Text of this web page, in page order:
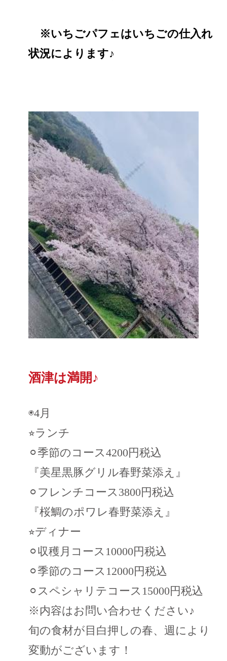
※いちごパフェはいちごの仕入れ
状況によります♪
酒津は満開♪
◉4月
⭐︎ランチ
⚪︎季節のコース4200円税込
『美星黒豚グリル春野菜添え』
⚪︎フレンチコース3800円税込
『桜鯛のポワレ春野菜添え』
⭐︎ディナー
⚪︎収穫月コース10000円税込
⚪︎季節のコース12000円税込
⚪︎スペシャリテコース15000円税込
※内容はお問い合わせください♪
旬の食材が目白押しの春、週により
変動がございます！